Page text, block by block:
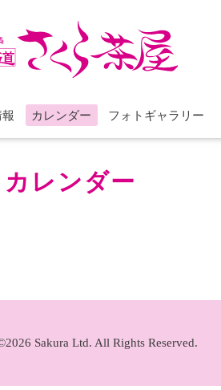
報 カレンダー フォトギャラリー
カレンダー
Sakura Ltd. All Rights Reserved.